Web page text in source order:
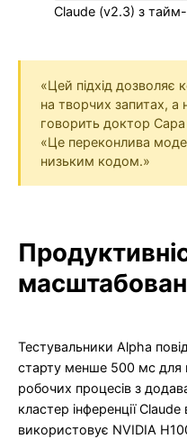
Claude (v2.3) з
«Цей підхід дозволяє
на творчих запитах, а
говорить доктор
«Це переконлива
низьким кодом.»
Тестувальники Alpha
старту менше 500 мс для
робочих процесів з
кластер інференції
використовує NVIDIA